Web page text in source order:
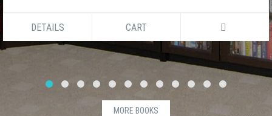
DETAILS CART
MORE BOOKS